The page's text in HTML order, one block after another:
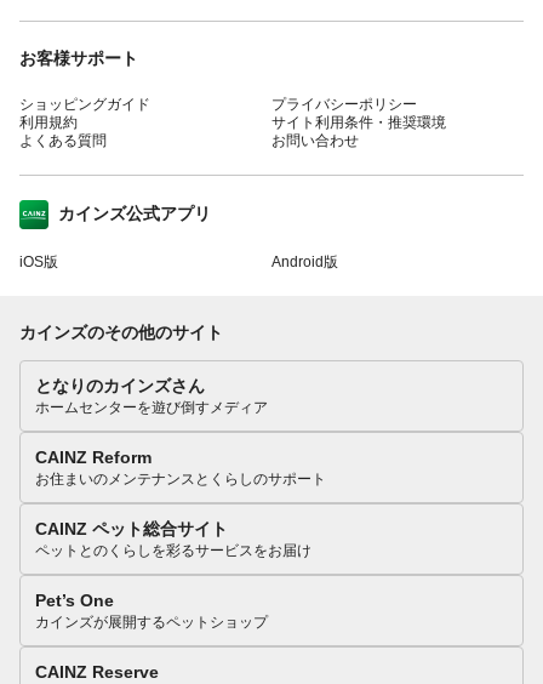
お客様サポート
ショッピングガイド
利用規約
よくある質問
プライバシーポリシー
サイト利用条件・推奨環境
お問い合わせ
カインズ公式アプリ
iOS版 Android版
カインズのその他のサイト
となりのカインズさん
ホームセンターを遊び倒すメディア
CAINZ Reform
お住まいのメンテナンスとくらしのサポート
CAINZ ペット総合サイト
ペットとのくらしを彩るサービスをお届け
Pet’s One
カインズが展開するペットショップ
CAINZ Reserve